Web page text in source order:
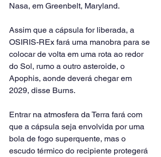
Nasa, em Greenbelt, Maryland.
Assim que a cápsula for liberada, a
OSIRIS-REx fará uma manobra para se
colocar de volta em uma rota ao redor
do Sol, rumo a outro asteroide, o
Apophis, aonde deverá chegar em
2029, disse Burns.
Entrar na atmosfera da Terra fará com
que a cápsula seja envolvida por uma
bola de fogo superquente, mas o
escudo térmico do recipiente protegerá